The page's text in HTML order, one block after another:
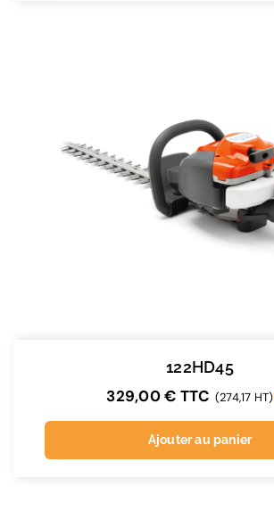
122HD45
329,00€ TTC (274,17 HT)
Ajouter au panier